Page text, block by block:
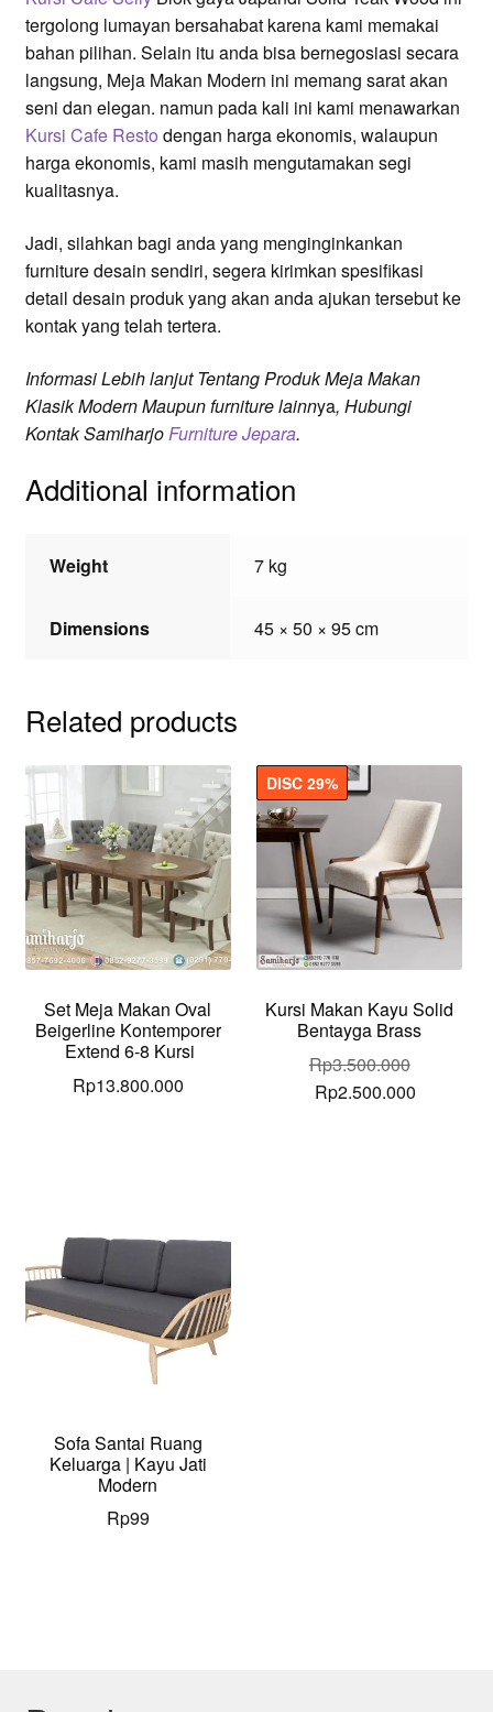
tergolong lumayan bersahabat karena kami memakai
bahan pilihan. Selain itu anda bisa bernegosiasi secara
langsung, Meja Makan Modern ini memang sarat akan
seni dan elegan. namun pada kali ini kami menawarkan
Kursi Cafe Resto dengan harga ekonomis, walaupun
harga ekonomis, kami masih mengutamakan segi
kualitasnya.
Jadi, silahkan bagi anda yang menginginkankan
furniture desain sendiri, segera kirimkan spesifikasi
detail desain produk yang akan anda ajukan tersebut ke
kontak yang telah tertera.
InformasiLebih lanjut Tentang Produk Meja Makan
Klasik ModernMaupun furniture lainnya, Hubungi
Kontak Samiharjo Furniture Jepara.
Additional information
Weight 7 kg
Dimensions 45 × 50 × 95 cm
Related products
Set Meja Makan Oval
Beigerline Kontemporer
Extend 6-8 Kursi
Rp13.800.000
Kursi Makan Kayu Solid
Bentayga Brass
DISC 29%
Rp3.500.000
Original
Rp2.500.000Current
Sofa Santai Ruang
Keluarga | Kayu Jati
Modern
Rp99